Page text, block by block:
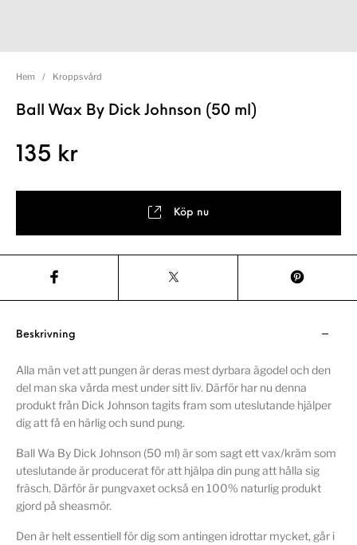
Hem / Kroppsvård
Ball Wax By Dick Johnson (50 ml)
135 kr
Köp nu
Beskrivning
Alla män vet att pungen är deras mest dyrbara ägodel och den
del man ska vårda mest under sitt liv. Därför har nu denna
produkt från Dick Johnson tagits fram som uteslutande hjälper
dig att få en härlig och sund pung.
Ball Wa By Dick Johnson (50 ml) är som sagt ett vax/kräm som
uteslutande är producerat för att hjälpa din pung att hålla sig
fräsch. Därför är pungvaxet också en 100% naturlig produkt
gjord på sheasmör.
Den är helt essentiell för dig som antingen idrottar mycket, går i